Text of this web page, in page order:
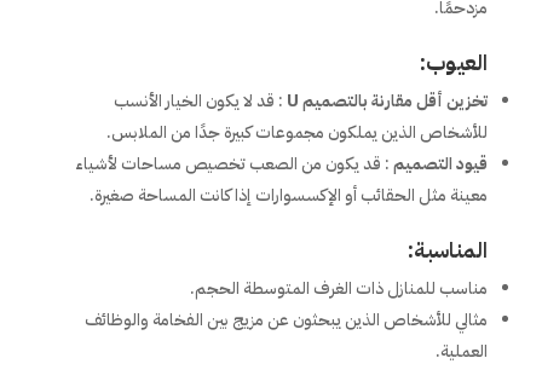
مزدحمًا.
العيوب:
تخزين أقل مقارنة بالتصميم U
: قد لا يكون الخيار الأنسب
للأشخاص الذين يملكون مجموعات كبيرة جدًا من الملابس.
قيود التصميم: قد يكون من الصعب تخصيص مساحات لأشياء
معينة مثل الحقائب أو الإكسسوارات إذا كانت المساحة صغيرة.
المناسبة:
مناسب للمنازل ذات الغرف المتوسطة الحجم.
مثالي للأشخاص الذين يبحثون عن مزيج بين الفخامة والوظائف
العملية.